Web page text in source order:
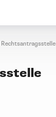
Rechtsantragsstelle